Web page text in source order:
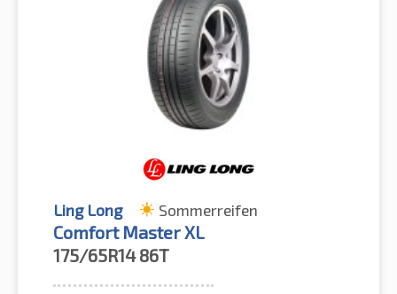
Ling Long Sommerreifen
Comfort Master XL
175/65R14 86T